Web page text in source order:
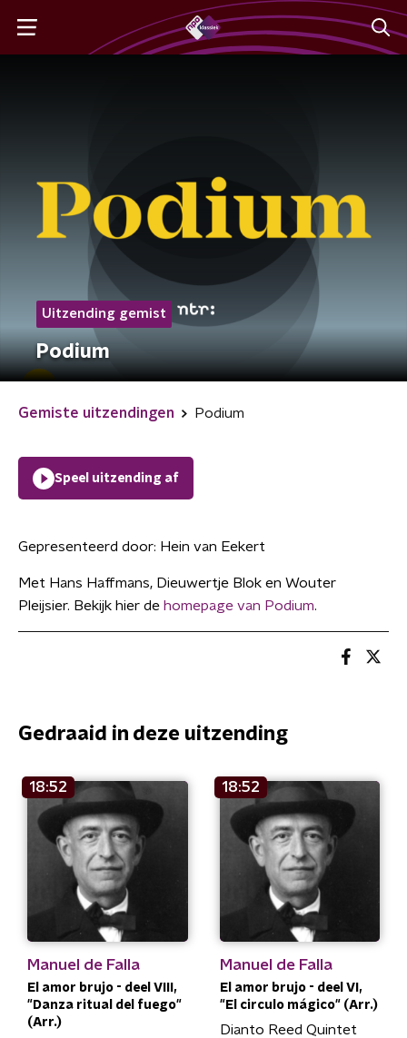
Uitzending gemist
Podium
Gemiste uitzendingen Podium
Speel uitzending af
Gepresenteerd door: Hein van Eekert
Met Hans Haffmans, Dieuwertje Blok en Wouter
Pleijsier. Bekijk hier de homepage van Podium.
Gedraaid in deze uitzending
18:52
Manuel de Falla
El amor brujo - deel VIII,
"Danza ritual del fuego"
(Arr.)
18:52
Manuel de Falla
El amor brujo - deel VI,
"El circulo mágico" (Arr.)
Dianto Reed Quintet